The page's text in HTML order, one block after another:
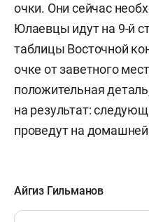
очки. Они сейчас
Юлаевцы идут на 9-й
таблицы Восточной
очке от заветного
положительная
на результат:
проведут на
Айгиз Гильманов